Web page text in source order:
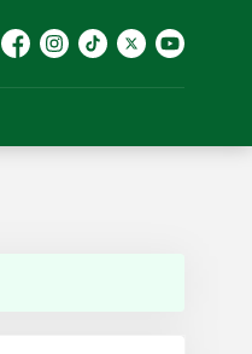
FacebookInstagram
TikTokPlatform X
YouTube